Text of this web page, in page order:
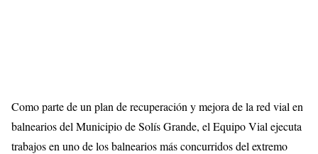
Como parte de un plan de recuperación y mejora de la red vial en
balnearios del Municipio de Solís Grande, el Equipo Vial ejecuta
trabajos en uno de los balnearios más concurridos del extremo